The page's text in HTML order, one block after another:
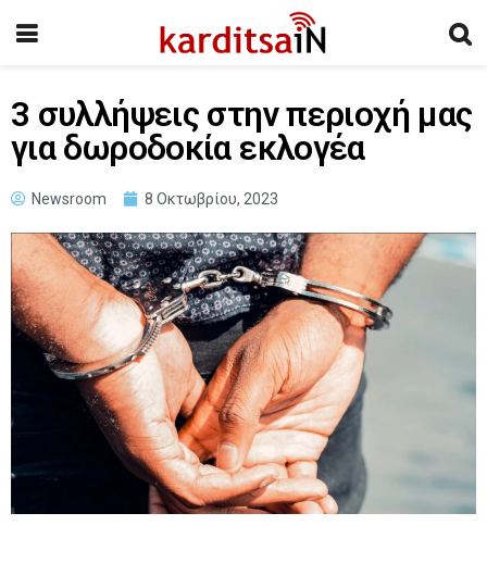
3 συλλήψεις στην περιοχή μας
για δωροδοκία εκλογέα
Newsroom 8 Οκτωβρίου, 2023